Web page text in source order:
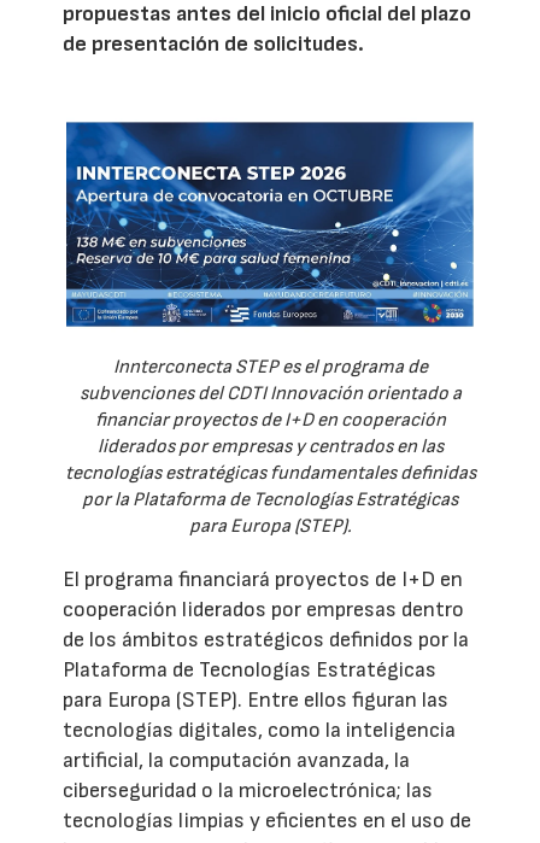
propuestas antes del inicio oficial del plazo
de presentación de solicitudes.
Innterconecta STEP es el programa de
subvenciones del CDTI Innovación orientado a
financiar proyectos de I+D en cooperación
liderados por empresas y centrados en las
tecnologías estratégicas fundamentales definidas
por la Plataforma de Tecnologías Estratégicas
para Europa (STEP).
El programa financiará proyectos de I+D en
cooperación liderados por empresas dentro
de los ámbitos estratégicos definidos por la
Plataforma de Tecnologías Estratégicas
para Europa (STEP). Entre ellos figuran las
tecnologías digitales, como la inteligencia
artificial, la computación avanzada, la
ciberseguridad o la microelectrónica; las
tecnologías limpias y eficientes en el uso de